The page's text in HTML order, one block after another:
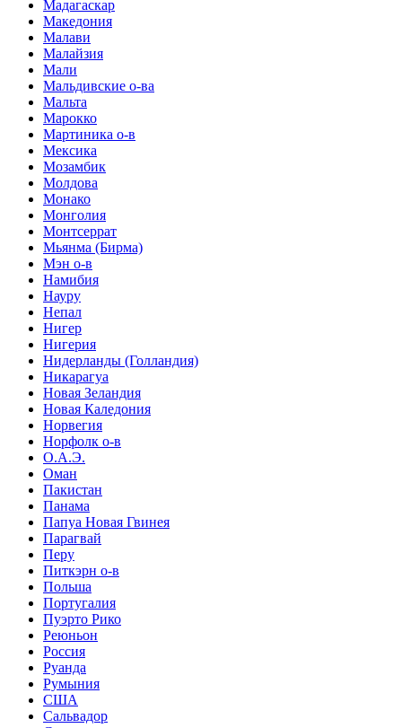
Мадагаскар
Македония
Малави
Малайзия
Мали
Мальдивские о-ва
Мальта
Марокко
Мартиника о-в
Мексика
Мозамбик
Молдова
Монако
Монголия
Монтсеррат
Мьянма (Бирма)
Мэн о-в
Намибия
Науру
Непал
Нигер
Нигерия
Нидерланды (Голландия)
Никарагуа
Новая Зеландия
Новая Каледония
Норвегия
Норфолк о-в
О.А.Э.
Оман
Пакистан
Панама
Папуа Новая Гвинея
Парагвай
Перу
Питкэрн о-в
Польша
Португалия
Пуэрто Рико
Реюньон
Россия
Руанда
Румыния
США
Сальвадор